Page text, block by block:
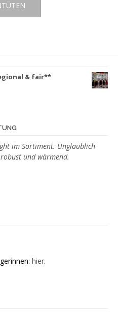
& fair**
im Sortiment. Unglaublich
und wärmend.
hier.